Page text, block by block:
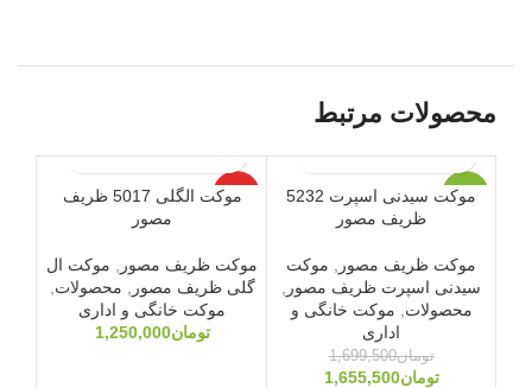
محصولات مرتبط
-3%
موکت سیدنی اسپرت 5232
ظریف مصور
موکت ظریف مصور
موکت
سیدنی اسپرت ظریف مصور
محصولات
موکت خانگی و
اداری
تومان1,699,500
تومان1,655,500
ویژه
موکت الگلی 5017 ظریف
مصور
موکت ظریف مصور
موکت ال
گلی ظریف مصور
محصولات
موکت خانگی و اداری
تومان1,250,000